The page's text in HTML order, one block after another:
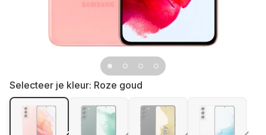
Selecteer je kleur: Roze goud